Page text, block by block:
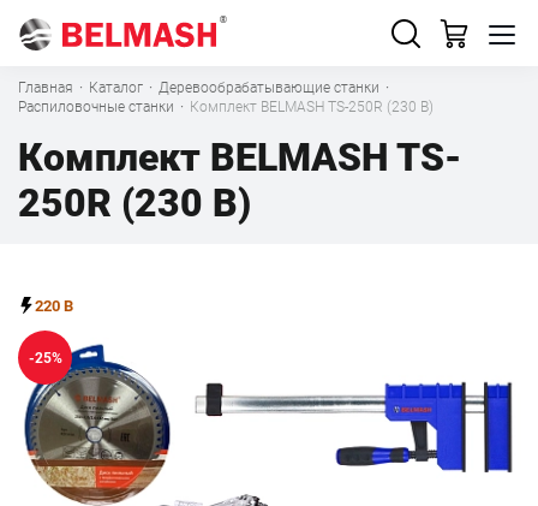
Главная · Каталог · Деревообрабатывающие станки ·
Распиловочные станки · Комплект BELMASH TS-250R (230 В)
Комплект BELMASH TS-
250R (230 В)
220 В
-25%